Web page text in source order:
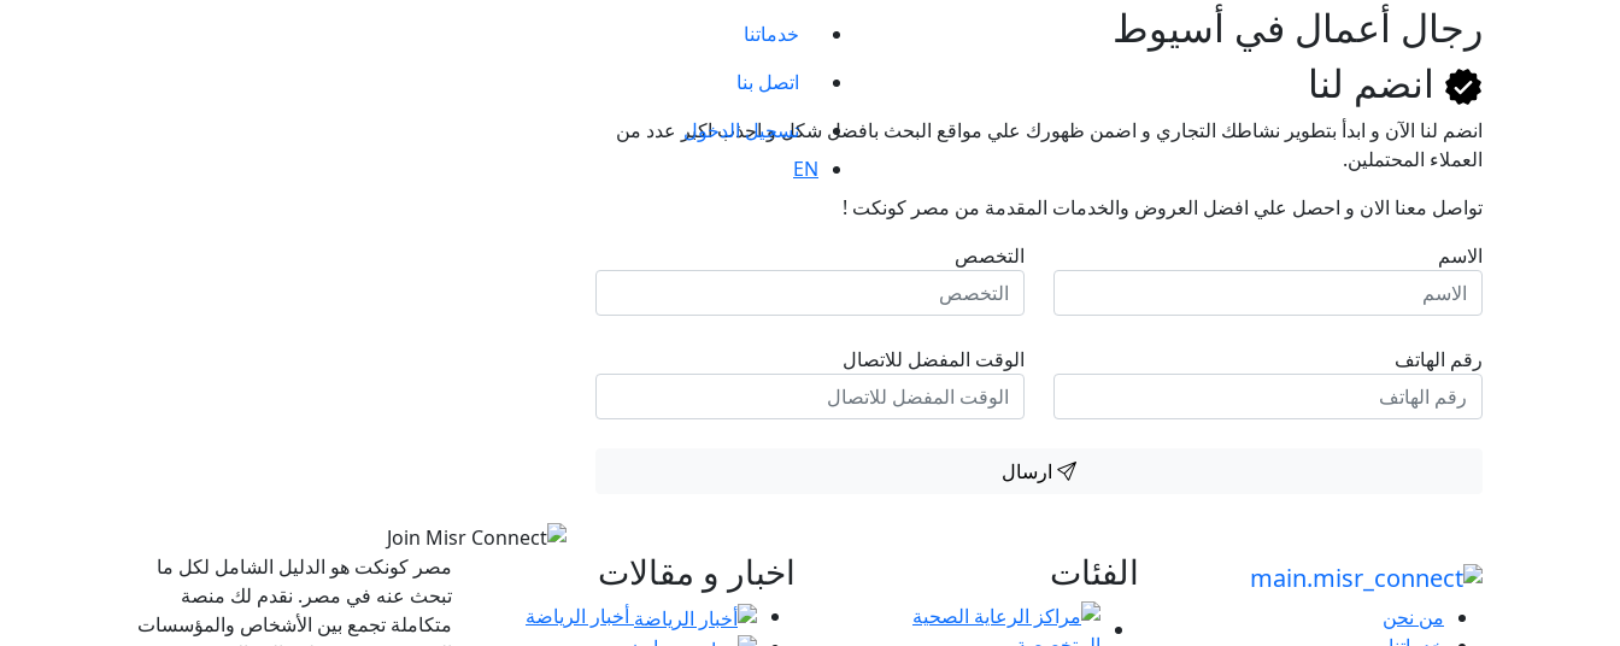
خدماتنا
اتصل بنا
تسجيل الدخول
EN
رجال أعمال في أسيوط
انضم لنا
انضم لنا اﻵن و ابدأ بتطوير نشاطك التجاري و اضمن ظهورك علي مواقع البحث بافضل شكل و اجذب اكبر عدد من
العملاء المحتملين.
تواصل معنا الان و احصل علي افضل العروض والخدمات المقدمة من مصر كونكت !
الاسم
رقم الهاتف
التخصص
الوقت المفضل للاتصال
ارسال
من نحن
الفئات اخبار و مقالات
أخبار الرياضة
مصر كونكت هو الدليل الشامل لكل ما
تبحث عنه في مصر. نقدم لك منصة
متكاملة تجمع بين الأشخاص والمؤسسات